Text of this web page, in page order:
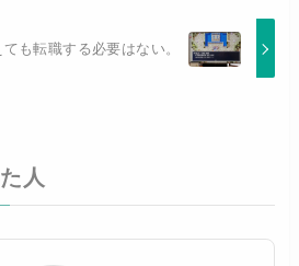
も転職する必要はない。
人